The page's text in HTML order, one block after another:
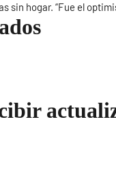
sin hogar. “Fue el